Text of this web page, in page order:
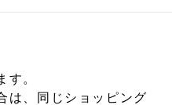
す。
は、同じショッピング